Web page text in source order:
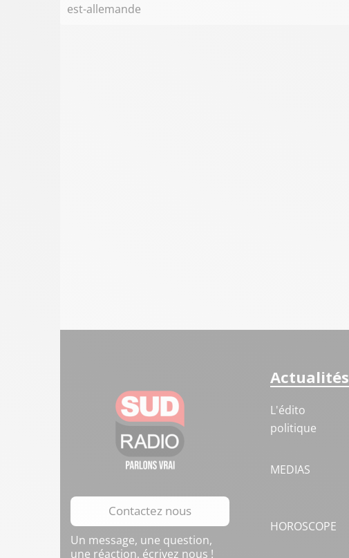
est-allemande
Contactez nous
Un message, une question,
une réaction, écrivez nous !
Actualités
L'édito
politique
MEDIAS
HOROSCOPE